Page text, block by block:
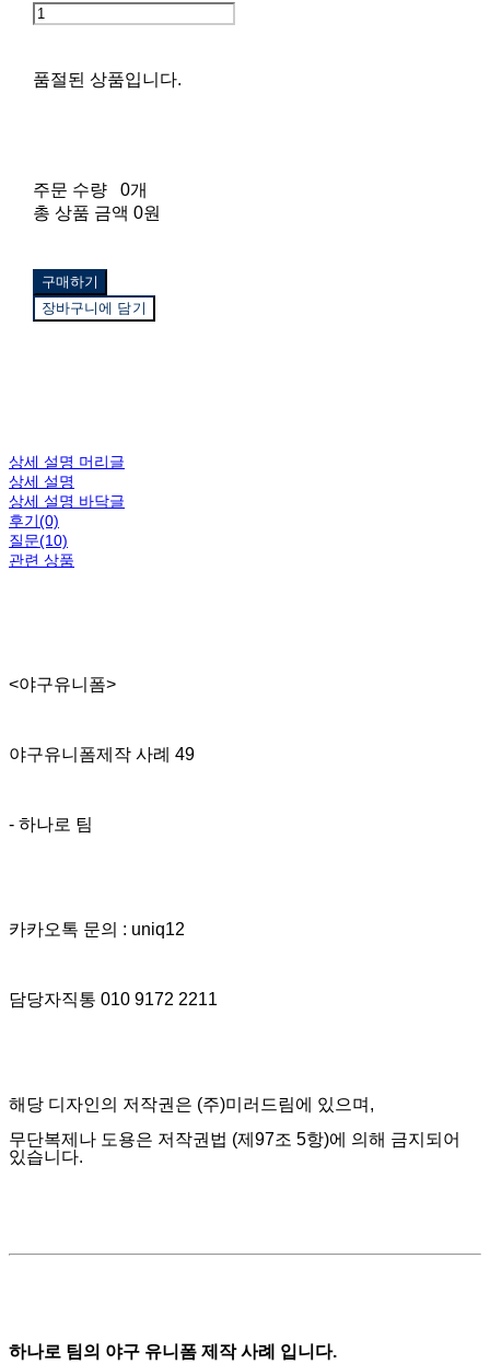
품절된 상품입니다.
주문 수량
0개
총 상품 금액 0원
구매하기
장바구니에 담기
상세 설명 머리글
상세 설명
상세 설명 바닥글
후기(0)
질문(10)
관련 상품
<야구유니폼>
야구유니폼제작 사례 49
- 하나로 팀
카카오톡 문의 : uniq12
담당자직통 010 9172 2211
해당 디자인의 저작권은 (주)미러드림에 있으며,
무단복제나 도용은 저작권법 (제97조 5항)에 의해 금지되어
있습니다.
하나로 팀의 야구 유니폼 제작 사례 입니다.